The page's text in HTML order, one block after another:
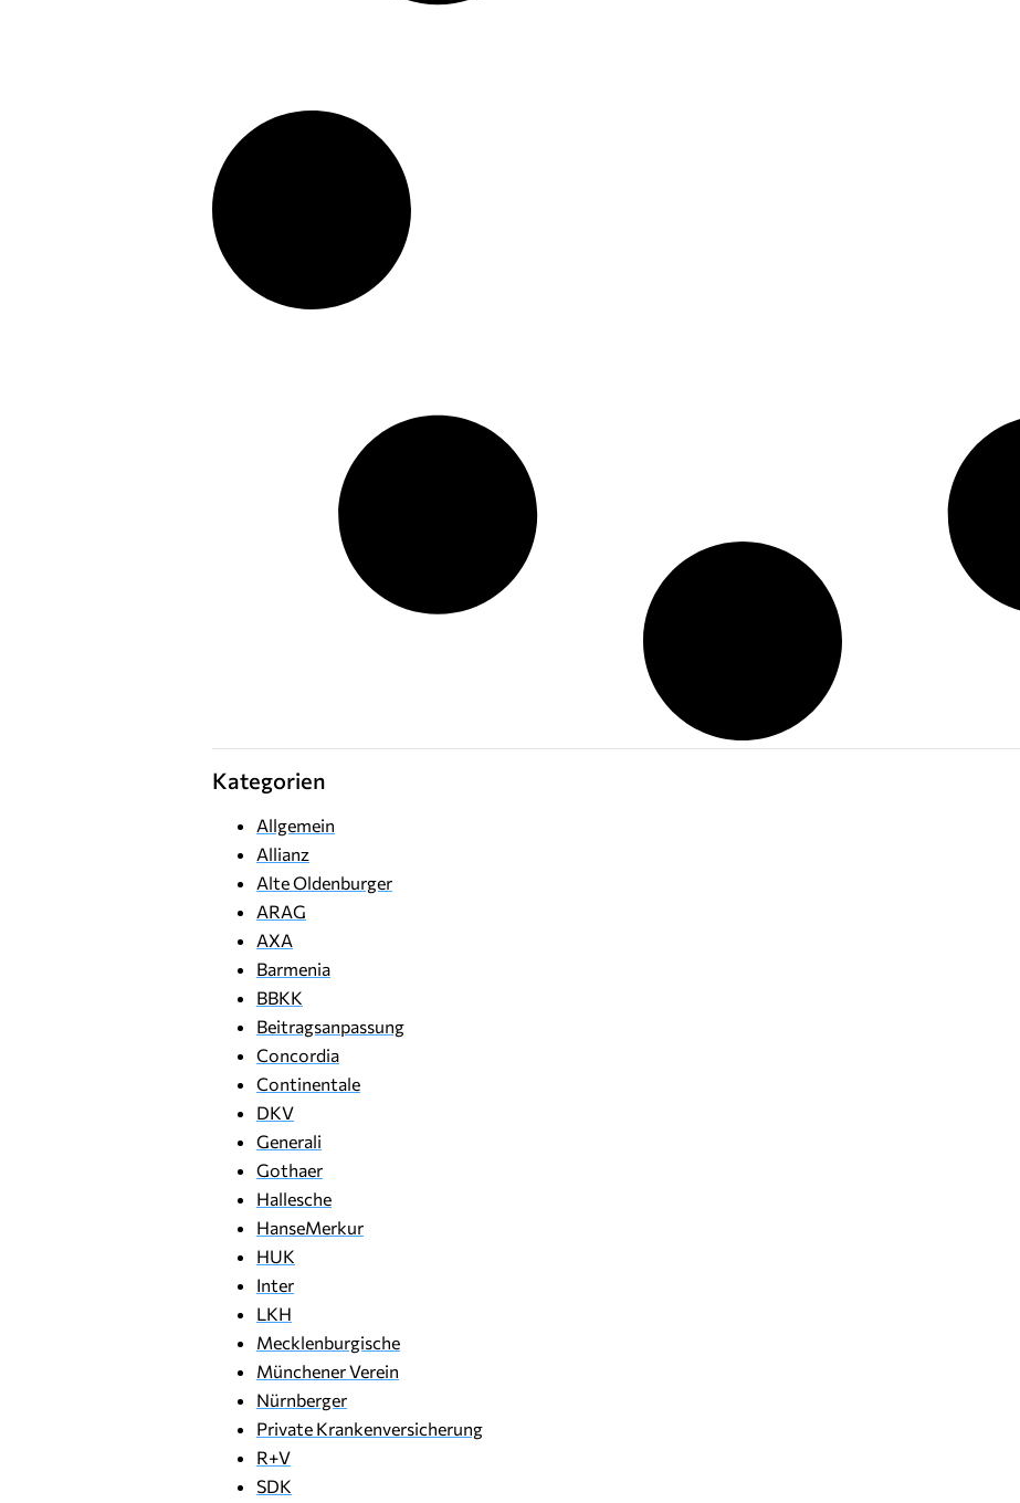
Kategorien
Allgemein
Allianz
Alte Oldenburger
ARAG
AXA
Barmenia
BBKK
Beitragsanpassung
Concordia
Continentale
DKV
Generali
Gothaer
Hallesche
HanseMerkur
HUK
Inter
LKH
Mecklenburgische
Münchener Verein
Nürnberger
Private Krankenversicherung
R+V
SDK